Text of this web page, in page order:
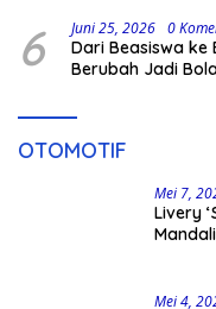
6 Juni 25, 2026 0
Dari Beasiswa ke
Berubah Jadi
OTOMOTIF
Mei 7,
Livery
Mei 4,